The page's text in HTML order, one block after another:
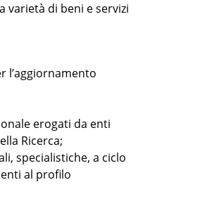
varietà di beni e servizi
l’aggiornamento
erogati da enti
Ricerca;
specialistiche, a ciclo
al profilo